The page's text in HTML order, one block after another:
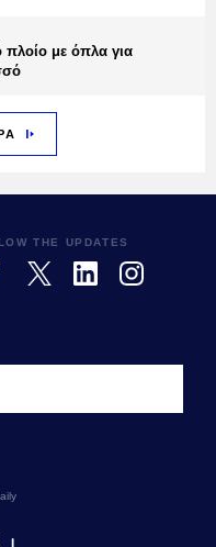
με όπλα για
THE UPDATES